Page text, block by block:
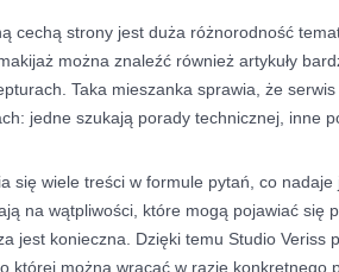
cechą strony jest duża różnorodność
można znaleźć również artykuły
Taka mieszanka sprawia, że
jedne szukają porady technicznej, inne
się wiele treści w formule pytań, co nadaje
na wątpliwości, które mogą pojawiać się
jest konieczna. Dzięki temu Studio Veriss
której można wracać w razie konkretnego